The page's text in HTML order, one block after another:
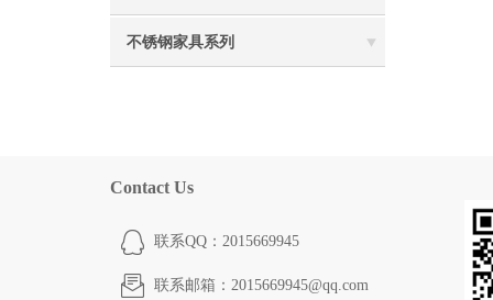
不锈钢家具系列
Contact Us
联系QQ：2015669945
联系邮箱：2015669945@qq.com